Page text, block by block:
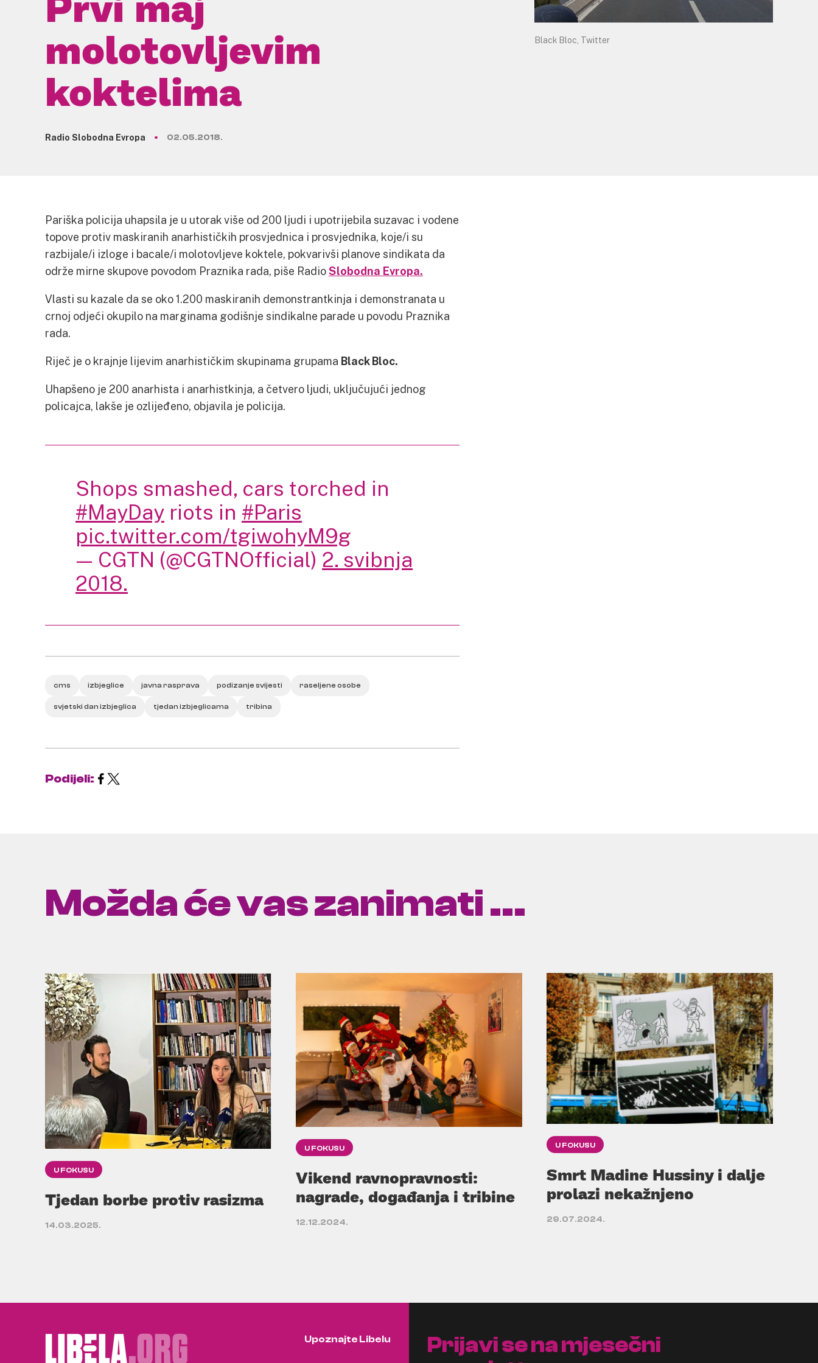
molotovljevim
koktelima
Radio Slobodna Evropa 02.05.2018.
Black Bloc, Twitter
Pariška policija uhapsila je u utorak više od 200 ljudi i upotrijebila suzavac i vodene
topove protiv maskiranih anarhističkih prosvjednica i prosvjednika, koje/i su
razbijale/i izloge i bacale/i molotovljeve koktele, pokvarivši planove sindikata da
održe mirne skupove povodom Praznika rada, piše RadioSlobodna Evropa.
Vlasti su kazale da se oko 1.200 maskiranih demonstrantkinja i demonstranata u
crnoj odjeći okupilo na marginama godišnje sindikalne parade u povodu Praznika
rada.
Riječ je o krajnje lijevim anarhističkim skupinama grupama Black Bloc.
Uhapšeno je 200 anarhista i anarhistkinja, a četvero ljudi, uključujući jednog
policajca, lakše je ozlijeđeno, objavila je policija.
Shops smashed, cars torched in
#MayDay riots in #Paris
pic.twitter.com/tgiwohyM9g
— CGTN (@CGTNOfficial) 2. svibnja
2018.
cms izbjeglice javna rasprava podizanje svijesti raseljene osobe
svjetski dan izbjeglica tjedan izbjeglicama tribina
Podijeli:
Možda će vas zanimati ...
U FOKUSU
Tjedan borbe protiv rasizma
14.03.2025.
U FOKUSU
Vikend ravnopravnosti:
nagrade, događanja i tribine
12.12.2024.
U FOKUSU
Smrt Madine Hussiny i dalje
prolazi nekažnjeno
29.07.2024.
Upoznajte Libelu
Prijavi se na mjesečni